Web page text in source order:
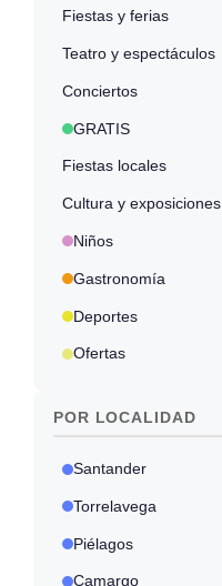
Fiestas y ferias
Teatro y espectáculos
Conciertos
GRATIS
Fiestas locales
Cultura y exposiciones
Niños
Gastronomía
Deportes
Ofertas
POR LOCALIDAD
Santander
Torrelavega
Piélagos
Camargo